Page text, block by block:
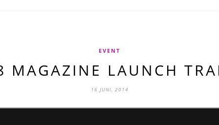
EVENT
MAGAZINE LAUNCH
16 JUNI, 2014